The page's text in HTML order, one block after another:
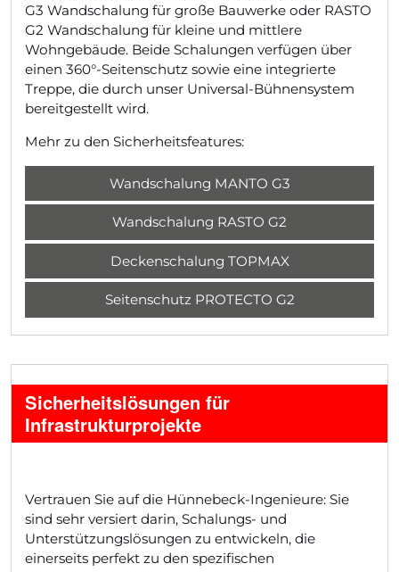
G3 Wandschalung für große Bauwerke oder RASTO
G2 Wandschalung für kleine und mittlere
Wohngebäude. Beide Schalungen verfügen über
einen 360°-Seitenschutz sowie eine integrierte
Treppe, die durch unser Universal-Bühnensystem
bereitgestellt wird.
Mehr zu den Sicherheitsfeatures:
Wandschalung MANTO G3
Wandschalung RASTO G2
Deckenschalung TOPMAX
Seitenschutz PROTECTO G2
Sicherheitslösungen für
Infrastrukturprojekte
Vertrauen Sie auf die Hünnebeck-Ingenieure: Sie
sind sehr versiert darin, Schalungs- und
Unterstützungslösungen zu entwickeln, die
einerseits perfekt zu den spezifischen